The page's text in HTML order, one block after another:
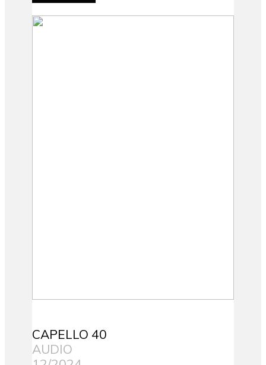
CAPELLO 40
AUDIO